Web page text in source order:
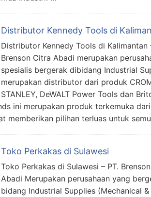
Distributor Kennedy Tools di
Distributor Kennedy Tools di Kalimantan
Brenson Citra Abadi merupakan
spesialis bergerak dibidang Industrial
merupakan distributor dari produk
STANLEY, DeWALT Power Tools dan
ini merupakan produk terkemuka
memberikan pilihan terluas untuk
Toko Perkakas di Sulawesi
Toko Perkakas di Sulawesi – PT.
Abadi Merupakan perusahaan yang
bidang Industrial Supplies (Mechanical